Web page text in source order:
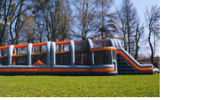
pour qu'elles vous servent
possible et nous
tout en œuvre pour qu'elles
de manière irréprochable.
détaillées de la